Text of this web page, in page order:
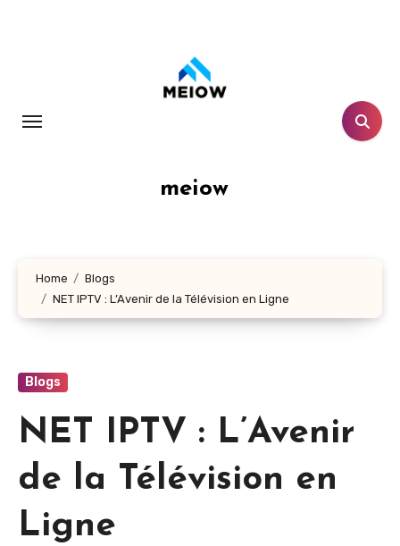
meiow
Home
Blogs
NET IPTV : L’Avenir de la Télévision en Ligne
Blogs
NET IPTV : L’Avenir
de la Télévision en
Ligne